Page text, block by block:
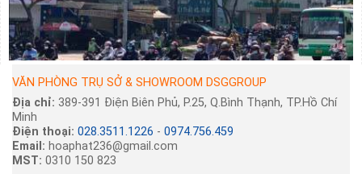
VĂN PHÒNG TRỤ SỞ & SHOWROOM DSGGROUP
Địa chỉ: 389-391 Điện Biên Phủ, P.25, Q.Bình Thạnh, TP.Hồ Chí
Minh
Điện thoại: 028.3511.1226 - 0974.756.459
Email: hoaphat236@gmail.com
MST: 0310 150 823